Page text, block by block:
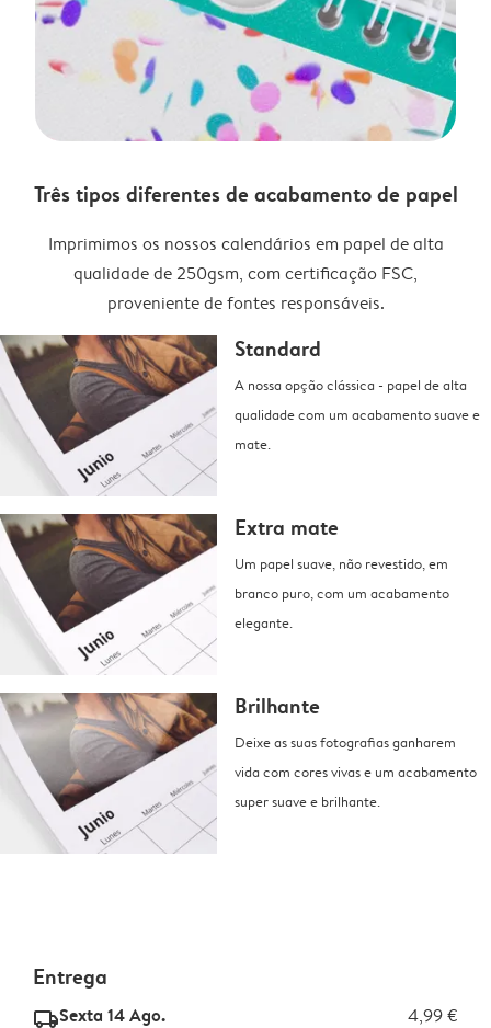
Três tipos diferentes de acabamento de papel
Imprimimos os nossos calendários em papel de alta
qualidade de 250gsm, com certificação FSC,
proveniente de fontes responsáveis.
Standard
A nossa opção clássica - papel de alta
qualidade com um acabamento suave e
mate.
Extra mate
Um papel suave, não revestido, em
branco puro, com um acabamento
elegante.
Brilhante
Deixe as suas fotografias ganharem
vida com cores vivas e um acabamento
super suave e brilhante.
Entrega
delivery_standard_v2Sexta 14 Ago. 4,99 €